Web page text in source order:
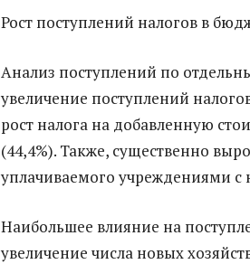
Рост поступлений налогов в
Анализ поступлений по
увеличение поступлений
рост налога на добавленную
(44,4%). Также, существенно
уплачиваемого учреждениями с
Наибольшее влияние на
увеличение числа новых